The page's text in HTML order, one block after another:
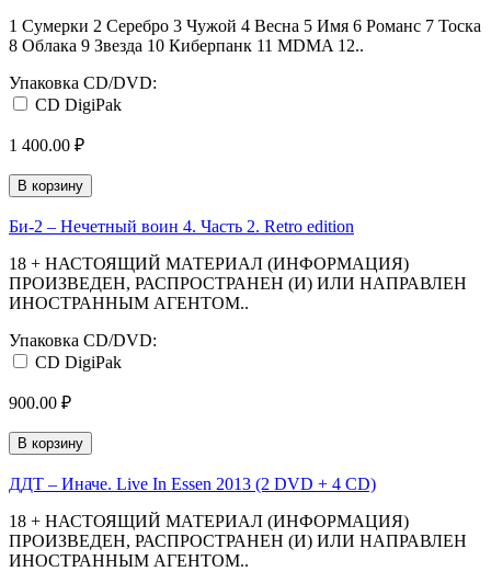
1 Сумерки 2 Серебро 3 Чужой 4 Весна 5 Имя 6 Романс 7 Тоска
8 Облака 9 Звезда 10 Киберпанк 11 MDMA 12..
Упаковка CD/DVD:
CD DigiPak
1 400.00 ₽
В корзину
Би-2 ‎– Нечетный воин 4. Часть 2. Retro edition
18 + НАСТОЯЩИЙ МАТЕРИАЛ (ИНФОРМАЦИЯ)
ПРОИЗВЕДЕН, РАСПРОСТРАНЕН (И) ИЛИ НАПРАВЛЕН
ИНОСТРАННЫМ АГЕНТОМ..
Упаковка CD/DVD:
CD DigiPak
900.00 ₽
В корзину
ДДТ ‎– Иначе. Live In Essen 2013 (2 DVD + 4 CD)
18 + НАСТОЯЩИЙ МАТЕРИАЛ (ИНФОРМАЦИЯ)
ПРОИЗВЕДЕН, РАСПРОСТРАНЕН (И) ИЛИ НАПРАВЛЕН
ИНОСТРАННЫМ АГЕНТОМ..